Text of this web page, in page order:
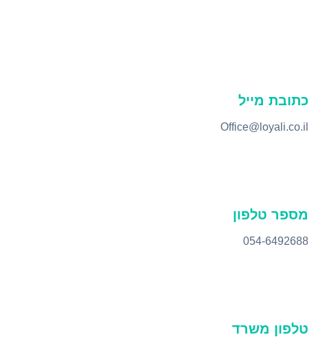
כתובת מייל
Office@loyali.co.il
מספר טלפון
054-6492688
טלפון משרד